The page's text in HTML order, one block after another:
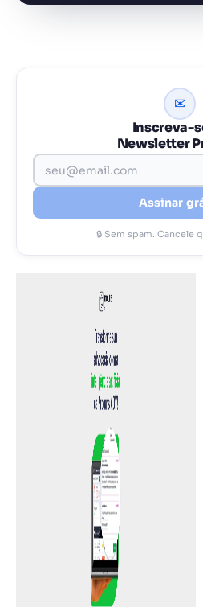
✉
Inscreva-
Newsletter
Assinar
🔒 Sem spam. Cancele